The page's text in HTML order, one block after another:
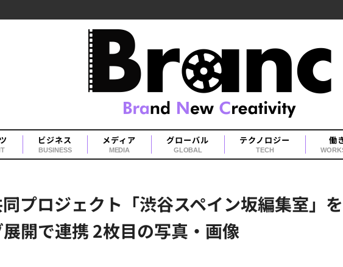
ビジネス
BUSINESS
メディア
MEDIA
グローバル
GLOBAL
テクノロジー
TECH
働
プロジェクト「渋谷スペイン坂編集室」
開で連携 2枚目の写真・画像